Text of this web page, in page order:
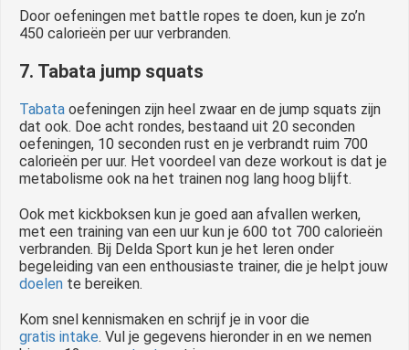
Door oefeningen met battle ropes te doen, kun je zo’n
450 calorieën per uur verbranden.
7. Tabata jump squats
Tabata oefeningen zijn heel zwaar en de jump squats zijn
dat ook. Doe acht rondes, bestaand uit 20 seconden
oefeningen, 10 seconden rust en je verbrandt ruim 700
calorieën per uur. Het voordeel van deze workout is dat je
metabolisme ook na het trainen nog lang hoog blijft.
Ook met kickboksen kun je goed aan afvallen werken,
met een training van een uur kun je 600 tot 700 calorieën
verbranden. Bij Delda Sport kun je het leren onder
begeleiding van een enthousiaste trainer, die je helpt jouw
doelen te bereiken.
Kom snel kennismaken en schrijf je in voor die
gratis intake. Vul je gegevens hieronder in en we nemen